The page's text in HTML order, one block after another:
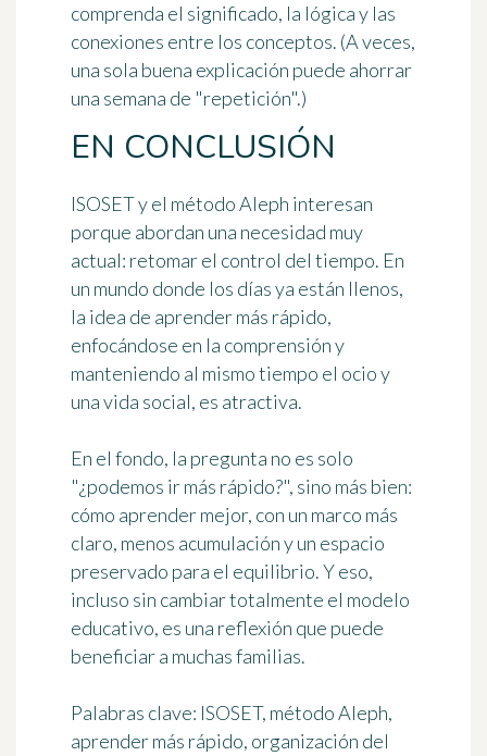
comprenda el significado, la lógica y las
conexiones entre los conceptos. (A veces,
una sola buena explicación puede ahorrar
una semana de "repetición".)
EN CONCLUSIÓN
ISOSET y el método Aleph interesan
porque abordan una necesidad muy
actual: retomar el control del tiempo. En
un mundo donde los días ya están llenos,
la idea de aprender más rápido,
enfocándose en la comprensión y
manteniendo al mismo tiempo el ocio y
una vida social, es atractiva.
En el fondo, la pregunta no es solo
"¿podemos ir más rápido?", sino más bien:
cómo aprender mejor, con un marco más
claro, menos acumulación y un espacio
preservado para el equilibrio. Y eso,
incluso sin cambiar totalmente el modelo
educativo, es una reflexión que puede
beneficiar a muchas familias.
Palabras clave: ISOSET, método Aleph,
aprender más rápido, organización del